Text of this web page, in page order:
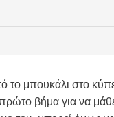
το μπουκάλι στο
βήμα για να